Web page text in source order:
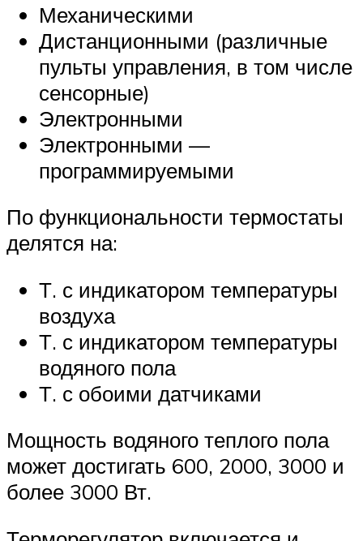
Механическими
Дистанционными (различные
пульты управления, в том числе
сенсорные)
Электронными
Электронными —
программируемыми
По функциональности термостаты
делятся на:
Т. с индикатором температуры
воздуха
Т. с индикатором температуры
водяного пола
Т. с обоими датчиками
Мощность водяного теплого пола
может достигать 600, 2000, 3000 и
более 3000 Вт.